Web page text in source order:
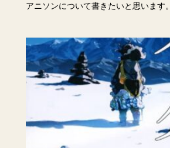
アニソンについて書きたいと思います。